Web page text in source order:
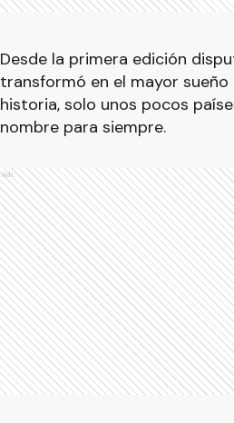
Desde la primera edición
transformó en el mayor
historia, solo unos pocos
nombre para siempre.
Ads